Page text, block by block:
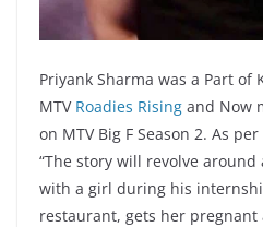
Priyank Sharma was a Part of
MTV Roadies Rising and Now
on MTV Big F Season 2. As
“The story will revolve
with a girl during his
restaurant, gets her pregnant